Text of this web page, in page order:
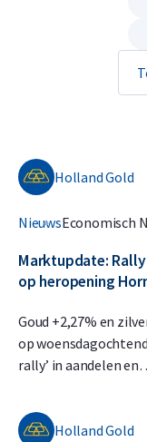
Holland Gold
NieuwsEconomisch
Marktupdate:
op heropening
Goud +2,27% en
op
rally’ in aandelen
Holland Gold